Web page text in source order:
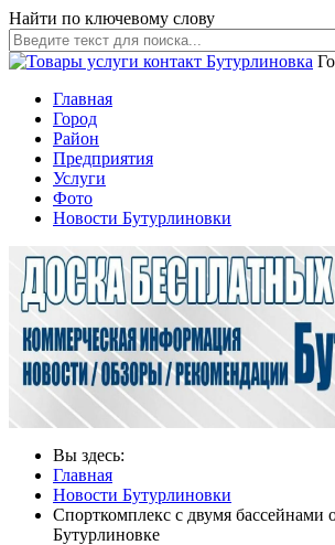
Найти по ключевому слову
Главная
Город
Район
Предприятия
Услуги
Фото
Новости Бутурлиновки
Вы здесь:
Главная
Новости Бутурлиновки
Спорткомплекс с двумя бассейнами
Бутурлиновке